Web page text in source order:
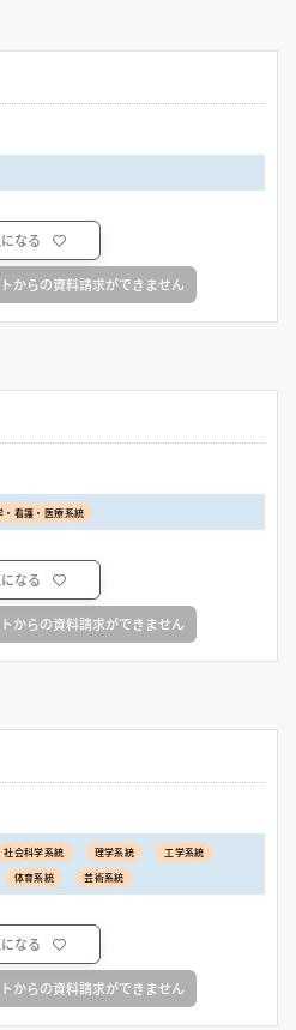
なる
からの資料請求ができません
・看護・医療系統
なる
からの資料請求ができません
社会科学系統 理学系統
工学系統
体育系統 芸術系統
なる
からの資料請求ができません